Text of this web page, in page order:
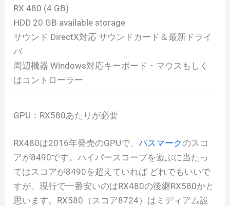
RX 480 (4 GB)
HDD 20 GB available storage
サウンド DirectX対応 サウンドカード＆最新ドライ
バ
周辺機器 Windows対応キーボード・マウスもしく
はコントローラー
GPU：RX580あたりが必要
RX480は2016年発売のGPUで、パスマークのスコ
アが8490です。ハイパースコープを遊ぶに当たっ
てはスコアが8490を超えていれば どれでもいいで
すが、現行で一番安いのはRX480の後継RX580かと
思います。RX580（スコア8724）はミディアム設